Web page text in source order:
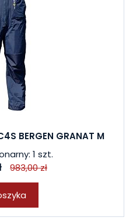
BERGEN GRANAT M
1 szt.
983,00 zł